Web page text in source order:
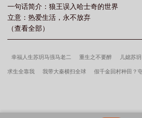
一句话简介：狼王误入哈士奇的世界
立意：热爱生活，永不放弃
（查看全部）
幸福人生苏玥马强马老二 重生之不要醉 儿媳苏玥
求生全靠我 我带大秦横扫全球 假千金回村种田？